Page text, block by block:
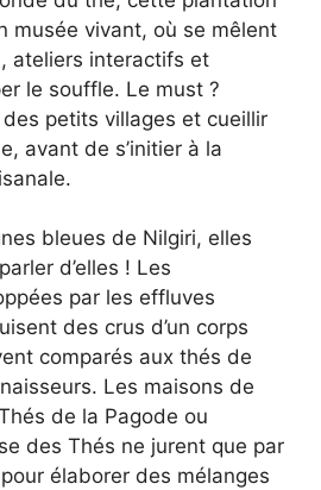
musée vivant, où se mêlent
ateliers interactifs et
le souffle. Le must ?
petits villages et cueillir
avant de s’initier à la
bleues de Nilgiri, elles
d’elles ! Les
par les effluves
des crus d’un corps
comparés aux thés de
Les maisons de
de la Pagode ou
des Thés ne jurent que par
élaborer des mélanges